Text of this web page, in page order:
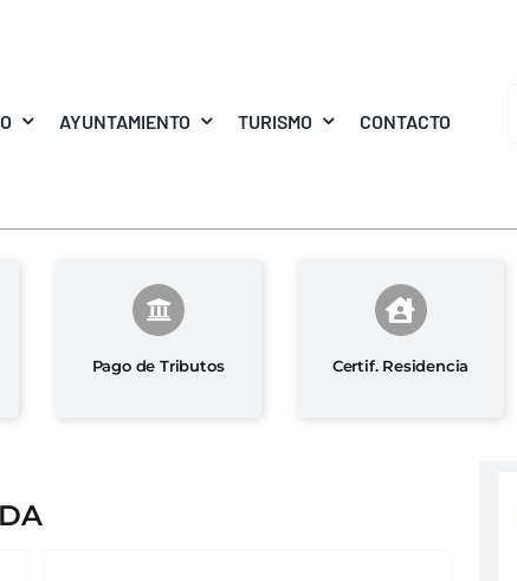
AYUNTAMIENTO TURISMO CONTACTO
Pago de Tributos Certif. Residencia